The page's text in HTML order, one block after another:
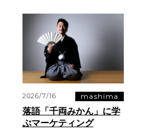
2026/7/16 mashima
落語「千両みかん」に学
ぶマーケティング